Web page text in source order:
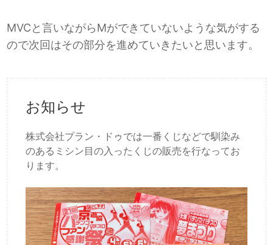
MVCと言いながらMができていないような気がする
ので次回はその部分を進めていきたいと思います。
お知らせ
株式会社プラン・ドゥでは一番くじなどで馴染み
のあるミシン目の入ったくじの販売を行なってお
ります。